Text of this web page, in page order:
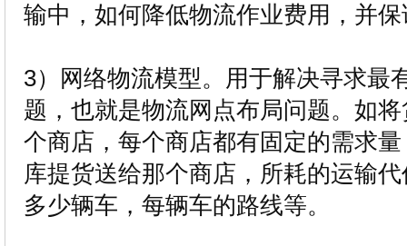
输中，如何降低物流作业费用，并
3）网络物流模型。用于解决寻求最
题，也就是物流网点布局问题。如
个商店，每个商店都有固定的需求
库提货送给那个商店，所耗的运输
多少辆车，每辆车的路线等。